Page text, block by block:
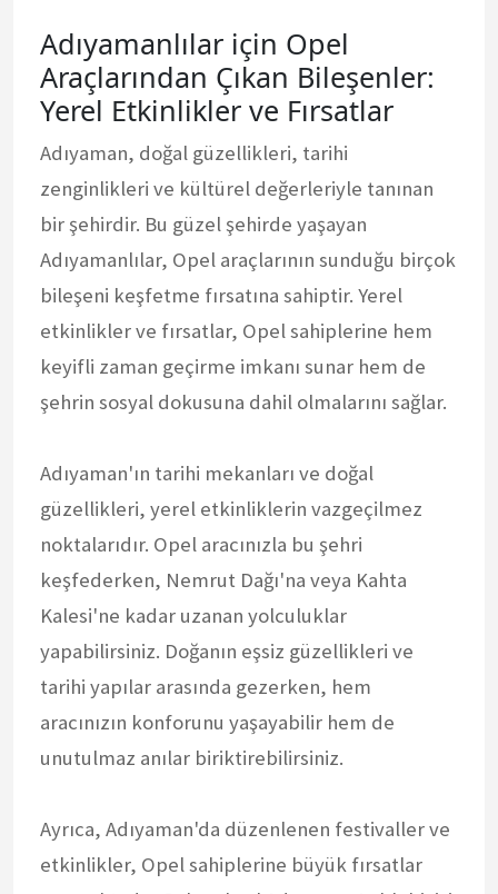
Adıyamanlılar için Opel
Araçlarından Çıkan Bileşenler:
Yerel Etkinlikler ve Fırsatlar
Adıyaman, doğal güzellikleri, tarihi
zenginlikleri ve kültürel değerleriyle tanınan
bir şehirdir. Bu güzel şehirde yaşayan
Adıyamanlılar, Opel araçlarının sunduğu birçok
bileşeni keşfetme fırsatına sahiptir. Yerel
etkinlikler ve fırsatlar, Opel sahiplerine hem
keyifli zaman geçirme imkanı sunar hem de
şehrin sosyal dokusuna dahil olmalarını sağlar.
Adıyaman'ın tarihi mekanları ve doğal
güzellikleri, yerel etkinliklerin vazgeçilmez
noktalarıdır. Opel aracınızla bu şehri
keşfederken, Nemrut Dağı'na veya Kahta
Kalesi'ne kadar uzanan yolculuklar
yapabilirsiniz. Doğanın eşsiz güzellikleri ve
tarihi yapılar arasında gezerken, hem
aracınızın konforunu yaşayabilir hem de
unutulmaz anılar biriktirebilirsiniz.
Ayrıca, Adıyaman'da düzenlenen festivaller ve
etkinlikler, Opel sahiplerine büyük fırsatlar